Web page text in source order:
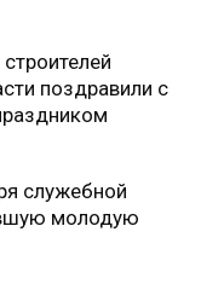
поздравили с
служебной
молодую